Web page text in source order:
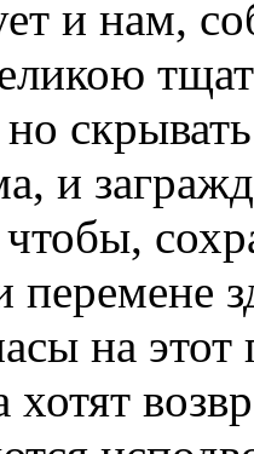
и нам,
но
и
на
хотят